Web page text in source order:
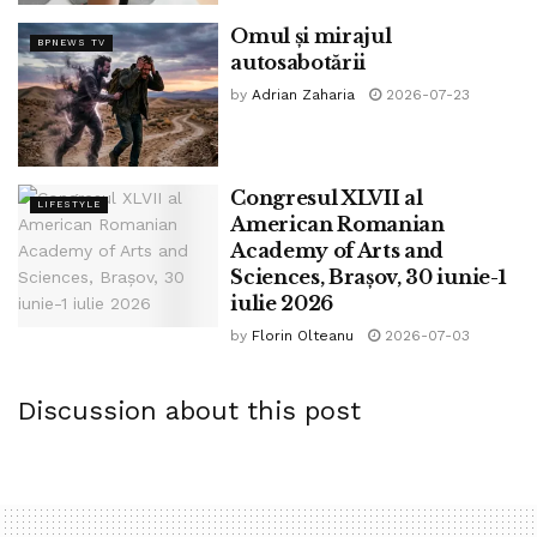
Iar tu, abia văzând peste pungile enorme de pe fiecare
braț, aproape că intri în ea. Te oprești descumpănit, înjuri
scurt și mergi acasă. Crăciun fericit.
Tags: bpnews cadouri
sarbatori shopping spiritul craciunului
BPNEWS TV
Omul și mirajul
autosabotării
by Adrian Zaharia 2026-07-23
LIFESTYLE
Congresul XLVII al
American Romanian
Academy of Arts and
Sciences, Brașov, 30 iunie-1
iulie 2026
by Florin Olteanu 2026-07-03
Discussion about this post